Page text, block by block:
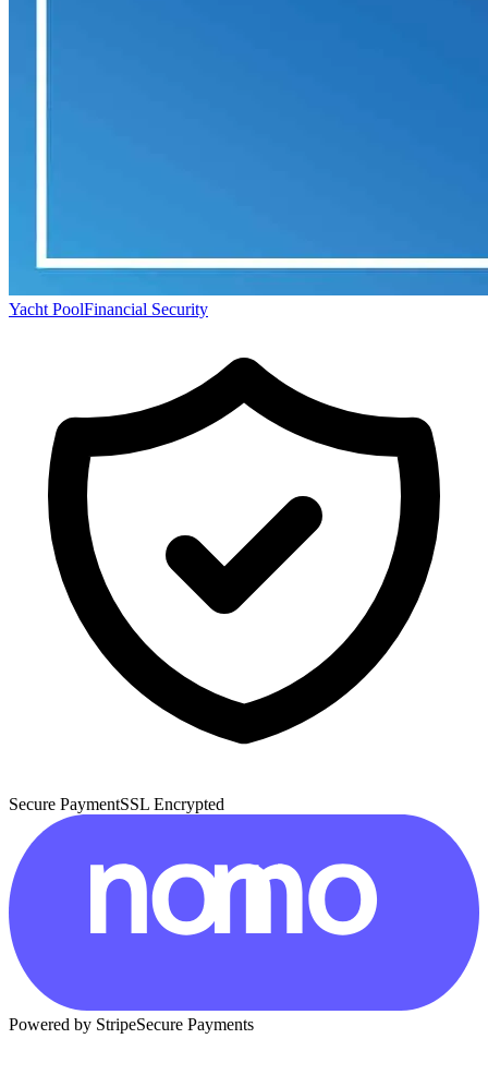
Yacht PoolFinancial Security
Secure PaymentSSL Encrypted
Powered by StripeSecure Payments